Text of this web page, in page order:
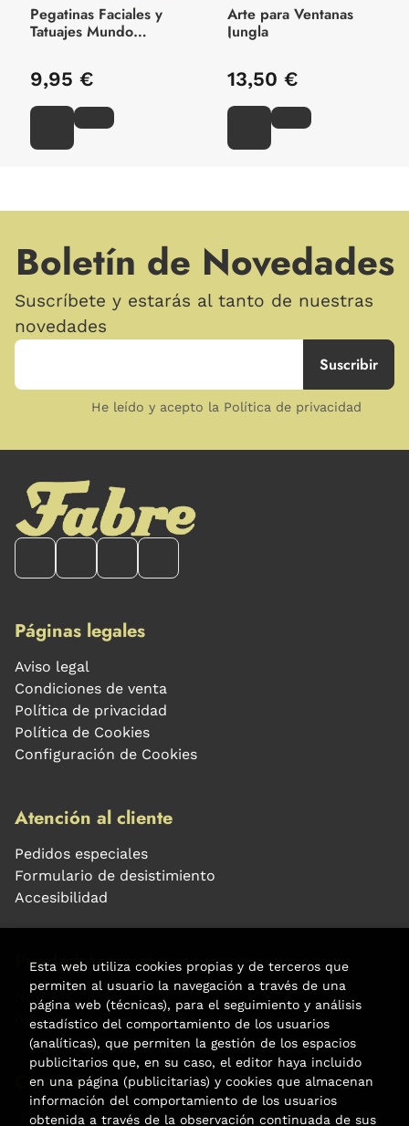
Pegatinas Faciales y
Tatuajes Mundo
9,95 €
Arte para Ventanas
Jungla
13,50 €
Boletín de Novedades
Suscríbete y estarás al tanto de nuestras
novedades
He leído y acepto la Política de privacidad
Páginas legales
Aviso legal
Condiciones de venta
Política de privacidad
Política de Cookies
Configuración de Cookies
Atención al cliente
Pedidos especiales
Formulario de desistimiento
Accesibilidad
Puede interesarte
Noticias
Agenda
Contacto
Carrer Aribau, 84
Esta web utiliza cookies propias y de terceros que
permiten al usuario la navegación a través de una
página web (técnicas), para el seguimiento y análisis
estadístico del comportamiento de los usuarios
(analíticas), que permiten la gestión de los espacios
publicitarios que, en su caso, el editor haya incluido
en una página (publicitarias) y cookies que almacenan
información del comportamiento de los usuarios
obtenida a través de la observación continuada de sus